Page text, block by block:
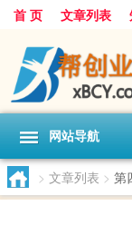
首 页 文章列表
网站导航
> 文章列表 > 第